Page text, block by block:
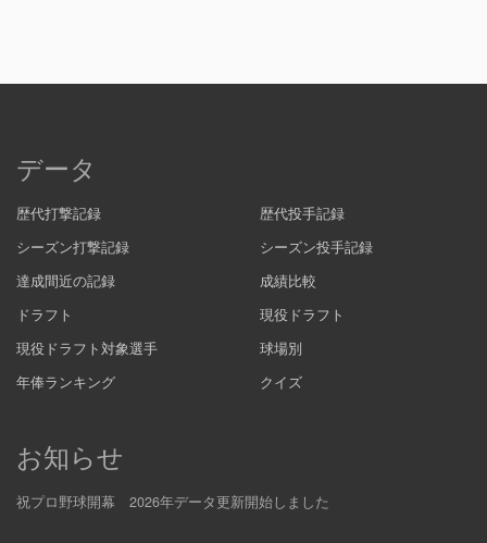
データ
歴代打撃記録
歴代投手記録
シーズン打撃記録
シーズン投手記録
達成間近の記録
成績比較
ドラフト
現役ドラフト
現役ドラフト対象選手
球場別
年俸ランキング
クイズ
お知らせ
祝プロ野球開幕 2026年データ更新開始しました